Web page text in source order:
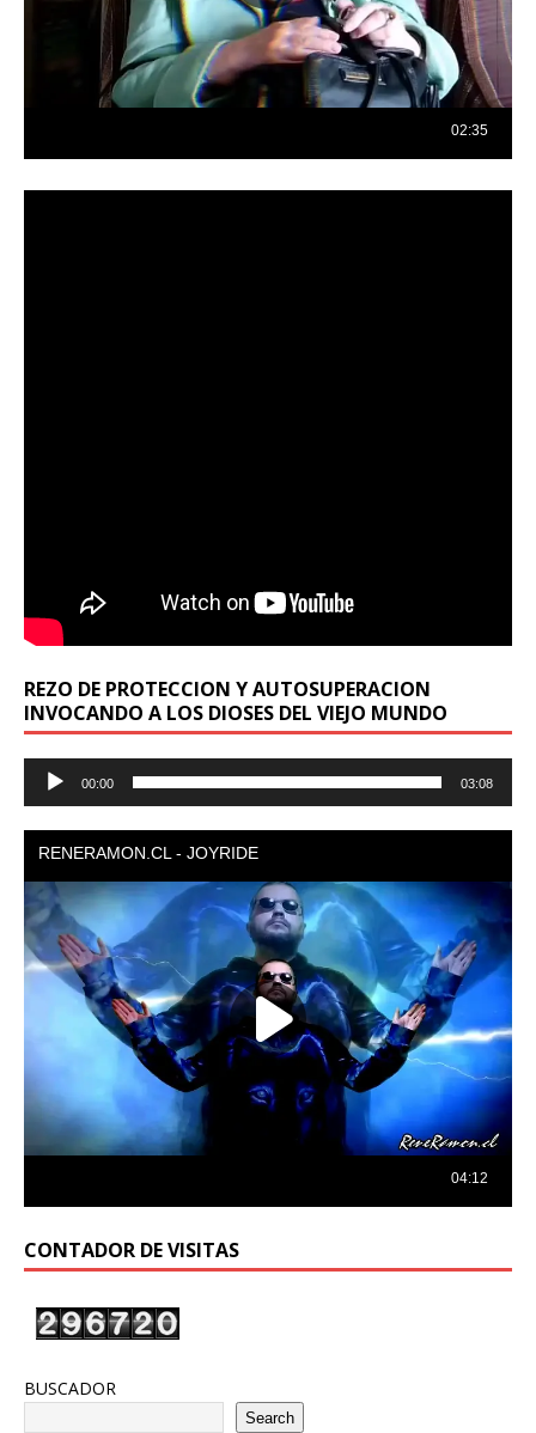
REZO DE PROTECCION Y AUTOSUPERACION
INVOCANDO A LOS DIOSES DEL VIEJO MUNDO
Reproductor
00:00 03:08
CONTADOR DE VISITAS
BUSCADOR
Search